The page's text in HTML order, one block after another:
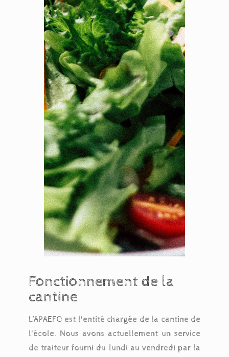
Fonctionnement de la
cantine
L’APAEFO est l'entité chargée de la cantine de
l'école. Nous avons actuellement un service
de traiteur fourni du lundi au vendredi par la